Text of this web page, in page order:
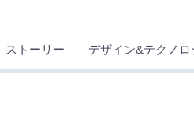
ストーリー デザイン&テクノロ